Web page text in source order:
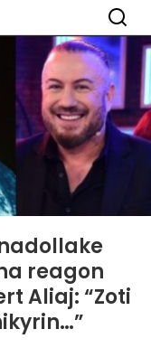
reagon
Aliaj: “Zoti